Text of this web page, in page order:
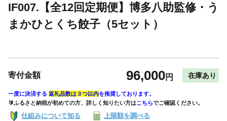
IF007.【全12回定期便】博多八助監修・う
まかひとくち餃子（5セット）
寄付金額 96,000円 在庫あり
一度に決済する 返礼品数は３つ以内を推奨しております。
🔰ふるさと納税が初めての方、詳しく知りたい方はこちらでご確認ください。
仕組みについて知る 上限額を調べる